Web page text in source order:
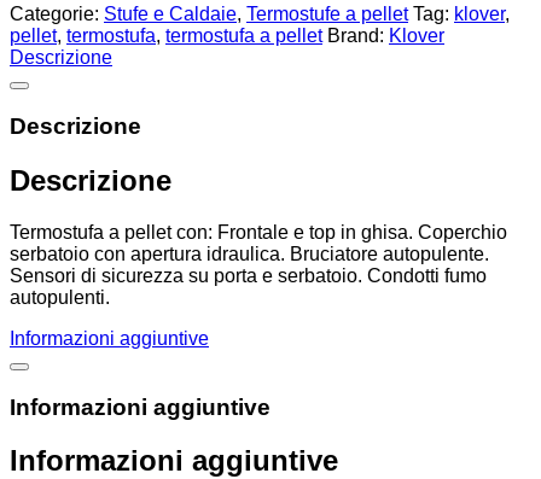
Categorie: Stufe e Caldaie, Termostufe a pellet Tag: klover,
pellet, termostufa, termostufa a pellet Brand: Klover
Descrizione
Descrizione
Descrizione
Termostufa a pellet con: Frontale e top in ghisa. Coperchio
serbatoio con apertura idraulica. Bruciatore autopulente.
Sensori di sicurezza su porta e serbatoio. Condotti fumo
autopulenti.
Informazioni aggiuntive
Informazioni aggiuntive
Informazioni aggiuntive